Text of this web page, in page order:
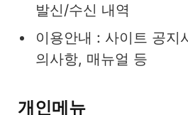
발신/수신 내역
이용안내 : 사이트 공지
의사항, 매뉴얼 등
개인메뉴